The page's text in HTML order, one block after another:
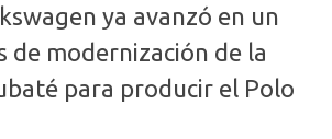
ya avanzó en un
de modernización de la
para producir el Polo